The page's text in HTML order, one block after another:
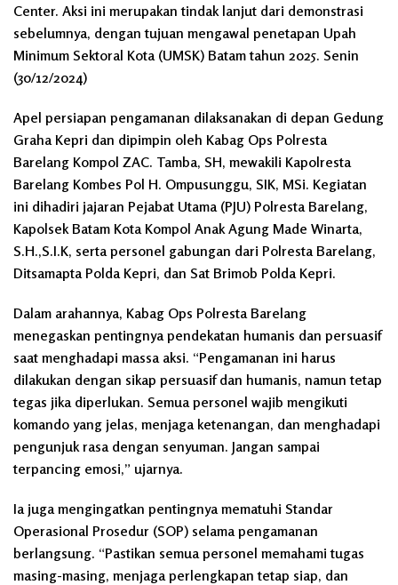
Center. Aksi ini merupakan tindak lanjut dari demonstrasi
sebelumnya, dengan tujuan mengawal penetapan Upah
Minimum Sektoral Kota (UMSK) Batam tahun 2025. Senin
(30/12/2024)
Apel persiapan pengamanan dilaksanakan di depan Gedung
Graha Kepri dan dipimpin oleh Kabag Ops Polresta
Barelang Kompol ZAC. Tamba, SH, mewakili Kapolresta
Barelang Kombes Pol H. Ompusunggu, SIK, MSi. Kegiatan
ini dihadiri jajaran Pejabat Utama (PJU) Polresta Barelang,
Kapolsek Batam Kota Kompol Anak Agung Made Winarta,
S.H.,S.I.K, serta personel gabungan dari Polresta Barelang,
Ditsamapta Polda Kepri, dan Sat Brimob Polda Kepri.
Dalam arahannya, Kabag Ops Polresta Barelang
menegaskan pentingnya pendekatan humanis dan persuasif
saat menghadapi massa aksi. “Pengamanan ini harus
dilakukan dengan sikap persuasif dan humanis, namun tetap
tegas jika diperlukan. Semua personel wajib mengikuti
komando yang jelas, menjaga ketenangan, dan menghadapi
pengunjuk rasa dengan senyuman. Jangan sampai
terpancing emosi,” ujarnya.
Ia juga mengingatkan pentingnya mematuhi Standar
Operasional Prosedur (SOP) selama pengamanan
berlangsung. “Pastikan semua personel memahami tugas
masing-masing, menjaga perlengkapan tetap siap, dan